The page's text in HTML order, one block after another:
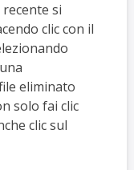
si
clic con il
eliminato
solo fai clic
clic sul